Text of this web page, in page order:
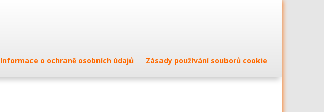
Informace o ochraně osobních údajů Zásady používání souborů cookie